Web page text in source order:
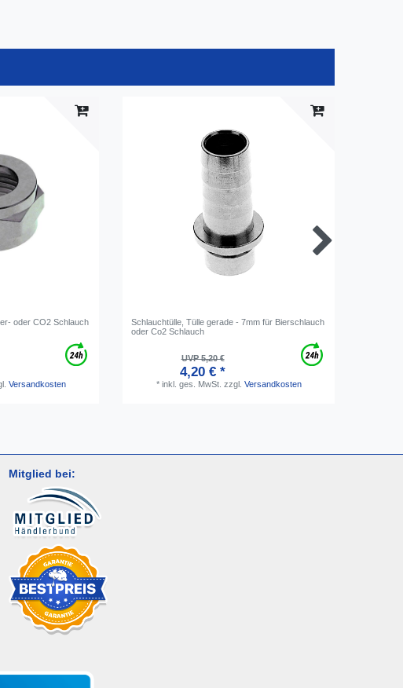
oder CO2 Schlauch
Versandkosten
Schlauchtülle, Tülle gerade - 7mm für Bierschlauch
oder Co2 Schlauch
UVP 5,20 €
4,20 € *
* inkl. ges. MwSt. zzgl. Versandkosten
Mitglied bei: